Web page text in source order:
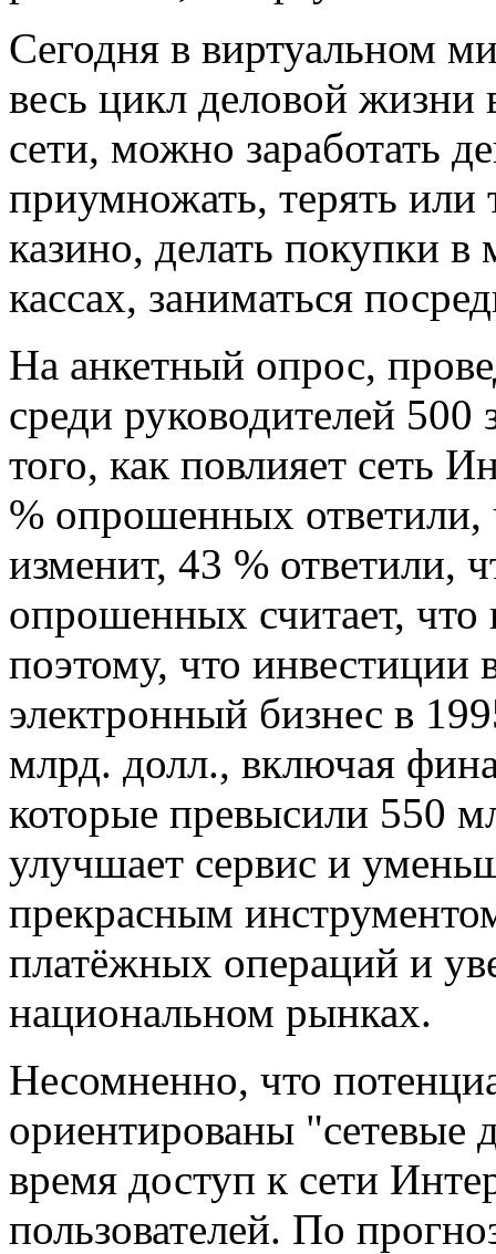
Сегодня в виртуальном
весь цикл деловой
сети, можно заработать
приумножать, терять или
казино, делать покупки в
кассах, заниматься
На анкетный опрос,
среди руководителей
того, как повлияет сеть
% опрошенных ответили,
изменит, 43 % ответили,
опрошенных считает,
поэтому, что
электронный бизнес в
млрд. долл., включая
которые превысили 550
улучшает сервис и
прекрасным
платёжных операций и
национальном рынках.
Несомненно, что
ориентированы "сетевые
время доступ к сети
пользователей. По